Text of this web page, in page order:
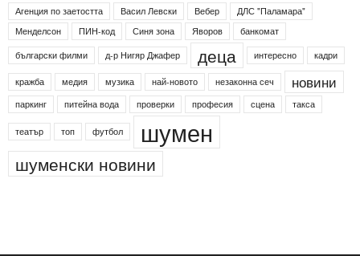
Агенция по заетостта
Васил Левски Вебер
ДЛС "Паламара"
Менделсон
ПИН-код Синя зона Яворов
банкомат
български филми
д-р Нигяр Джафер деца интересно кадри
кражба медия музика най-новото незаконна сеч новини
паркинг питейна вода проверки професия сцена такса
театър топ футбол шумен
шуменски новини